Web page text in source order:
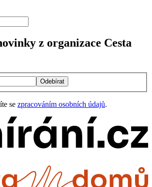
z organizace Cesta
Odebírat
se zpracováním osobních údajů.